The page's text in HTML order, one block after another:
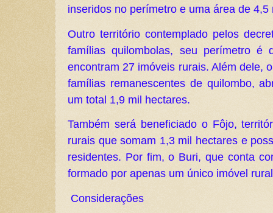
inseridos no perímetro e uma área de
Outro território contemplado pelos
famílias quilombolas, seu perímetro
encontram 27 imóveis rurais. Além dele,
famílias remanescentes de quilombo,
um total 1,9 mil hectares.
Também será beneficiado o Fôjo,
rurais que somam 1,3 mil hectares e
residentes. Por fim, o Buri, que conta
formado por apenas um único imóvel
Considerações